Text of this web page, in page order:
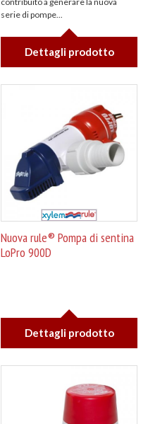
serie di pompe...
Dettagli prodotto
Nuova rule® Pompa di sentina
LoPro 900D
Dettagli prodotto